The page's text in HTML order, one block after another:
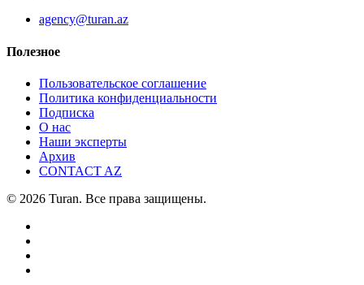
agency@turan.az
Полезное
Пользовательское соглашение
Политика конфиденциальности
Подписка
О нас
Наши эксперты
Архив
CONTACT AZ
© 2026 Turan. Все права защищены.